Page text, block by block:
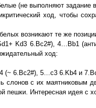
(не выполняют задание
ход, чтобы
возникают те же
Kd3 6.Bc2#), 4…Bb1
ход:
(~ 6.Bс2#), 5…c3 6.Kb4 и
слонов с их маятниковым
пешки. Интересная идея с